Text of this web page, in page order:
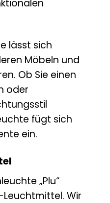
lässt sich
Möbeln und
Ob Sie einen
oder
fügt sich
ein.
„Plu“
Leuchtmittel. Wir